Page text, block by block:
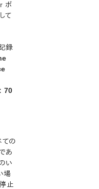
インストレーション
for Windows テ
ボ
て
録
70
ての
あ
い
場
止